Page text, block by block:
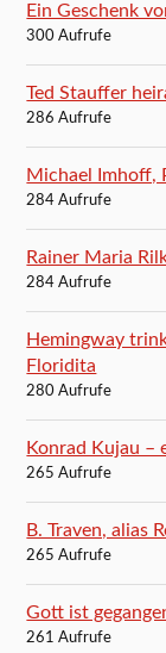
Ein Geschenk
300 Aufrufe
Ted Stauffer
286 Aufrufe
Michael Imhoff,
284 Aufrufe
Rainer Maria
284 Aufrufe
Hemingway
Floridita
280 Aufrufe
Konrad Kujau –
265 Aufrufe
B. Traven, alias
265 Aufrufe
Gott ist
261 Aufrufe